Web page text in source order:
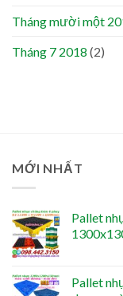
Tháng mười một
Tháng 7 2018 (2)
MỚI NHẤT
Pallet
Pallet